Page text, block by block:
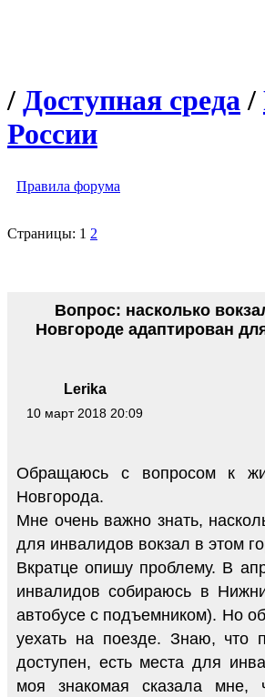
/ Доступная среда /
России
Правила форума
Страницы: 1 2
Lerika
10 март 2018 20:09
Вопрос: насколько
Новгороде адаптирован
Обращаюсь с вопросом к
Новгорода.
Мне очень важно знать,
для инвалидов вокзал в этом
Вкратце опишу проблему. В
инвалидов собираюсь в
автобусе с подъемником). Но
уехать на поезде. Знаю, что
доступен, есть места для
моя знакомая сказала мне,